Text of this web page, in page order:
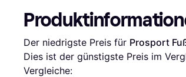
Der niedrigste Preis für Prosport
Dies ist der günstigste Preis im
Vergleiche: